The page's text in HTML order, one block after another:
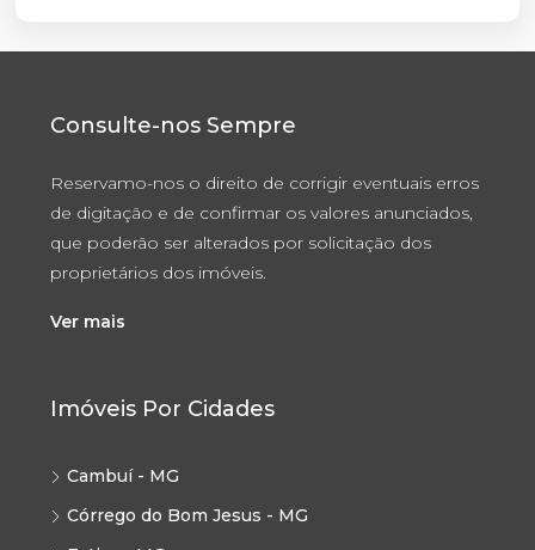
Consulte-nos Sempre
Reservamo-nos o direito de corrigir eventuais erros
de digitação e de confirmar os valores anunciados,
que poderão ser alterados por solicitação dos
proprietários dos imóveis.
Ver mais
Imóveis Por Cidades
Cambuí - MG
Córrego do Bom Jesus - MG